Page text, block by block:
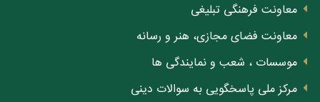
معاونت فرهنگی تبلیغی
معاونت فضای مجازی، هنر و رسانه
موسسات ، شعب و نمایندگی ها
مرکز ملی پاسخگویی به سوالات دینی